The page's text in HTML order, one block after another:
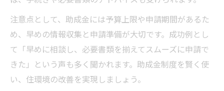
注意点として、助成金には予算上限や申請期間があるた
め、早めの情報収集と申請準備が大切です。成功例とし
て「早めに相談し、必要書類を揃えてスムーズに申請で
きた」という声も多く聞かれます。助成金制度を賢く使
い、住環境の改善を実現しましょう。